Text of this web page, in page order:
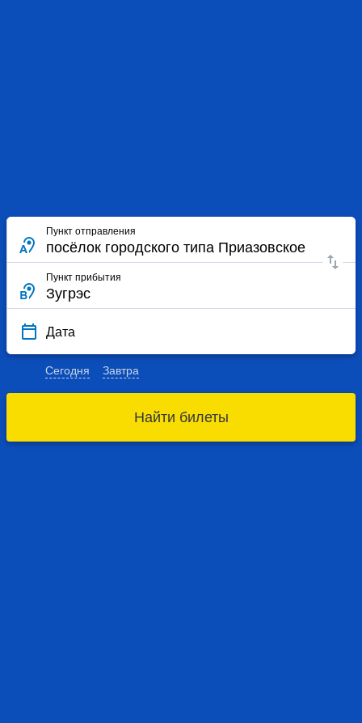
Пункт отправления
Пункт прибытия
Дата
Сегодня Завтра
Найти билеты